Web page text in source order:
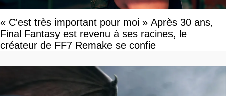
« C'est très important pour moi » Après 30 ans,
Final Fantasy est revenu à ses racines, le
créateur de FF7 Remake se confie